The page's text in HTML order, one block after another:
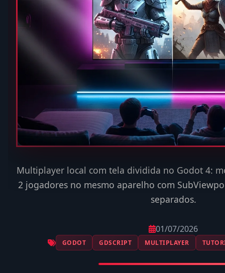
Multiplayer local com tela dividida no Godot 4:
2 jogadores no mesmo aparelho com
separados.
01/07/2026
GODOT GDSCRIPT MULTIPLAYER